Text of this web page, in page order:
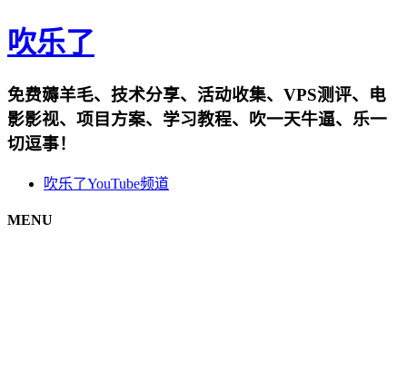
吹乐了
免费薅羊毛、技术分享、活动收集、VPS测评、电
影影视、项目方案、学习教程、吹一天牛逼、乐一
切逗事！
吹乐了YouTube频道
MENU